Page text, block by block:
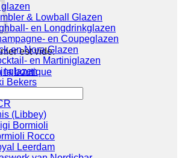
est vide.
la boutique
& Lowball Glazen
en Longdrinkglazen
en Coupeglazen
en Nora Glazen
en Martiniglazen
Bekers
(Libbey)
Bormioli
Rocco
Leerdam